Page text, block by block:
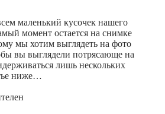
маленький кусочек нашего
момент остается на снимке
мы хотим выглядеть на фото
вы выглядели потрясающе на
лишь нескольких
ниже…